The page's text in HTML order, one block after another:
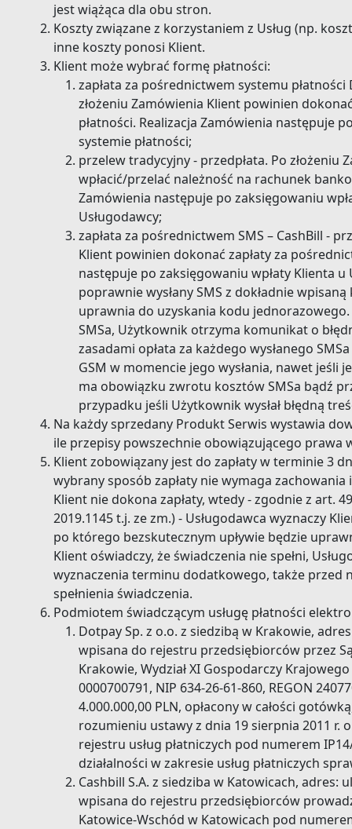
jest wiążąca dla obu stron.
Koszty związane z korzystaniem z Usług (np.
inne koszty ponosi Klient.
Klient może wybrać formę płatności:
zapłata za pośrednictwem systemu
złożeniu Zamówienia Klient powinien
płatności. Realizacja Zamówienia następuje
systemie płatności;
przelew tradycyjny - przedpłata. Po złożeniu
wpłacić/przelać należność na rachunek
Zamówienia następuje po zaksięgowaniu
Usługodawcy;
zapłata za pośrednictwem SMS – CashBill -
Klient powinien dokonać zapłaty za
następuje po zaksięgowaniu wpłaty Klienta u
poprawnie wysłany SMS z dokładnie
uprawnia do uzyskania kodu
SMSa, Użytkownik otrzyma komunikat o
zasadami opłata za każdego wysłanego
GSM w momencie jego wysłania, nawet jeśli
ma obowiązku zwrotu kosztów SMSa bądź
przypadku jeśli Użytkownik wysłał błędną
Na każdy sprzedany Produkt Serwis wystawia
ile przepisy powszechnie obowiązującego prawa
Klient zobowiązany jest do zapłaty w terminie 3
wybrany sposób zapłaty nie wymaga
Klient nie dokona zapłaty, wtedy - zgodnie z art.
2019.1145 t.j. ze zm.) - Usługodawca wyznaczy
po którego bezskutecznym upływie będzie
Klient oświadczy, że świadczenia nie spełni,
wyznaczenia terminu dodatkowego, także przed
spełnienia świadczenia.
Podmiotem świadczącym usługę płatności
Dotpay Sp. z o.o. z siedzibą w Krakowie,
wpisana do rejestru przedsiębiorców przez
Krakowie, Wydział XI Gospodarczy
0000700791, NIP 634-26-61-860, REGON
4.000.000,00 PLN, opłacony w całości
rozumieniu ustawy z dnia 19 sierpnia 2011 r.
rejestru usług płatniczych pod numerem
działalności w zakresie usług płatniczych
Cashbill S.A. z siedziba w Katowicach, adres:
wpisana do rejestru przedsiębiorców
Katowice-Wschód w Katowicach pod